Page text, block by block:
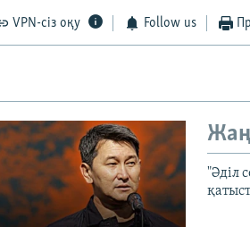
VPN-сіз оқу Follow us
"Әділ